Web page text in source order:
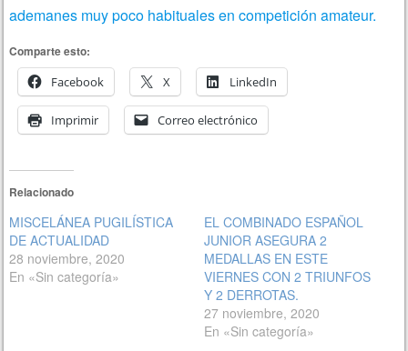
ademanes muy poco habituales en competición amateur.
Comparte esto:
Facebook
X LinkedIn
Imprimir Correo electrónico
Relacionado
MISCELÁNEA PUGILÍSTICA
DE ACTUALIDAD
28 noviembre, 2020
En «Sin categoría»
EL COMBINADO ESPAÑOL
JUNIOR ASEGURA 2
MEDALLAS EN ESTE
VIERNES CON 2 TRIUNFOS
Y 2 DERROTAS.
27 noviembre, 2020
En «Sin categoría»